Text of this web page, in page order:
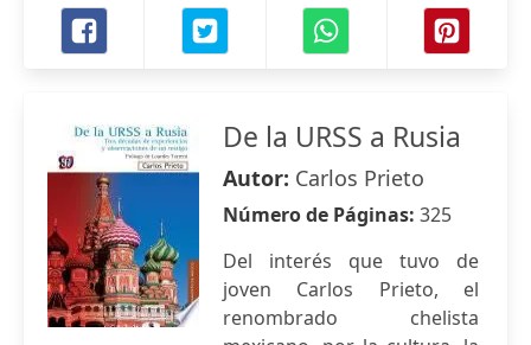
De la URSS a Rusia
Autor: Carlos Prieto
Número de Páginas: 325
Del interés que tuvo de
joven Carlos Prieto, el
renombrado chelista